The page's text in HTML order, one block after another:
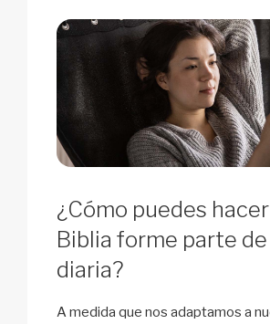
¿Cómo puedes
Biblia forme parte
diaria?
A medida que nos adaptamos a